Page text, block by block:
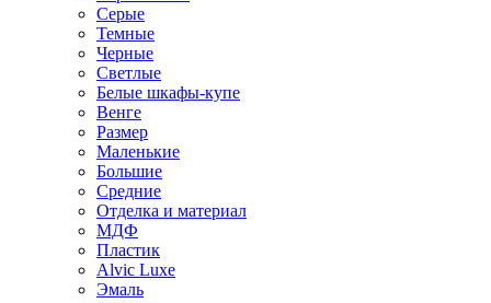
Серые
Темные
Черные
Светлые
Белые шкафы-купе
Венге
Размер
Маленькие
Большие
Средние
Отделка и материал
МДФ
Пластик
Alvic Luxe
Эмаль